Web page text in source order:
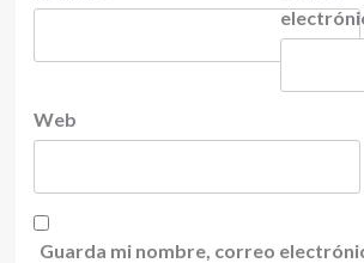
Web
Guarda mi nombre, correo